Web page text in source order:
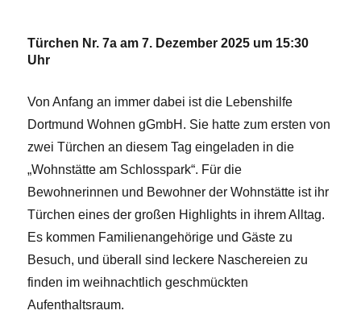
Türchen Nr. 7a am 7. Dezember 2025 um 15:30
Uhr
Von Anfang an immer dabei ist die Lebenshilfe
Dortmund Wohnen gGmbH. Sie hatte zum ersten von
zwei Türchen an diesem Tag eingeladen in die
„Wohnstätte am Schlosspark“. Für die
Bewohnerinnen und Bewohner der Wohnstätte ist ihr
Türchen eines der großen Highlights in ihrem Alltag.
Es kommen Familienangehörige und Gäste zu
Besuch, und überall sind leckere Naschereien zu
finden im weihnachtlich geschmückten
Aufenthaltsraum.